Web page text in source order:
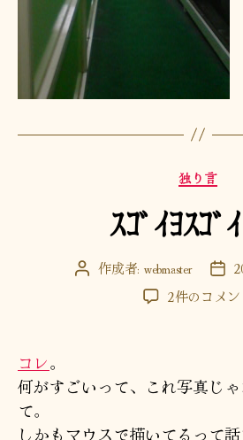
カ
テ
ゴ
リ
独り言
ｽｺﾞｲﾖｽｺﾞ
投 作成者: webmaster
投
稿
日
ｽ
ｺﾞ
ﾖ
2件のコメン
コレ。
何がすごいって、これ写真じ
て。
しかもマウスで描いてるって話